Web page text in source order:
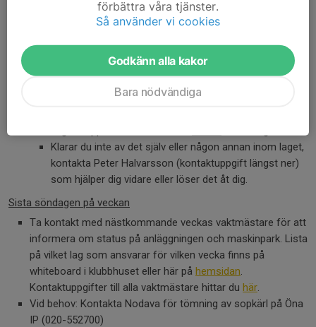
Mer om bevattning
Tankning av gräsklippare
Det finns två dunkar med bensin. Minst en ska alltid
vara full. Tömmer du en: tanka upp den på CircleK
Tuvan. Öna SK har ett bensinkort som ligger i kassan.
Omhändertagande av maskinpark
Klarar du inte av det själv eller någon annan inom laget,
kontakta Peter Halvarsson (kontaktuppgift längst ner)
som hjälper dig vidare eller löser det åt dig.
Sista söndagen på veckan
Ta kontakt med nästkommande veckas vaktmästare för att
informera om status på anläggningen och maskinpark. Lista
på vilket lag som ansvarar för vilken vecka finns på
whiteboard i klubbhuset eller här på hemsidan.
Kontaktuppgifter till alla vaktmästare hittar du här.
Vid behov: Kontakta Nodava för tömning av sopkärl på Öna
IP (020-552700)
förbättra våra tjänster.
Så använder vi cookies
Godkänn alla kakor
Bara nödvändiga